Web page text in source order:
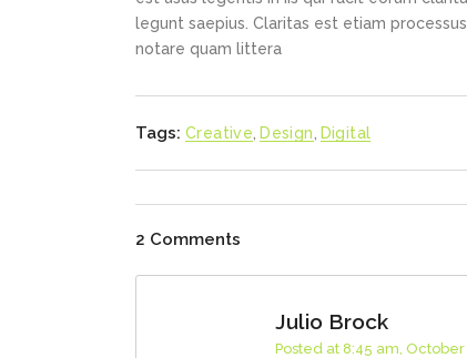
legunt saepius. Claritas est etiam
notare quam littera
Tags: Creative Design Digital
2 Comments
Julio Brock
Posted at 8:45 am, October